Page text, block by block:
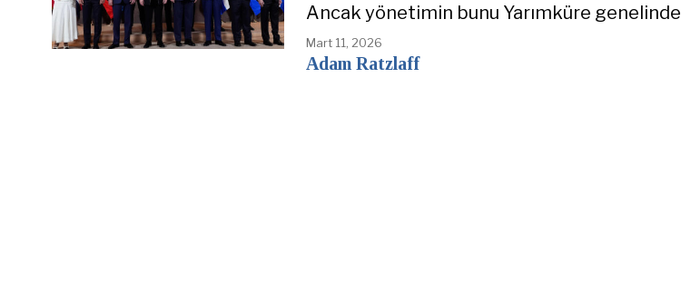
Ancak yönetimin bunu Yarımküre genelinde
Mart 11, 2026
Adam Ratzlaff